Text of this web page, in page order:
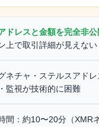
ドレスと金額を完全非公
上で取引詳細が見えない
ネチャ・ステルスアド
監視が技術的に困難
間：約10〜20分（XMR